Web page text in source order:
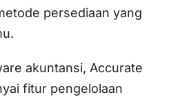
persediaan yang
akuntansi, Accurate
fitur pengelolaan